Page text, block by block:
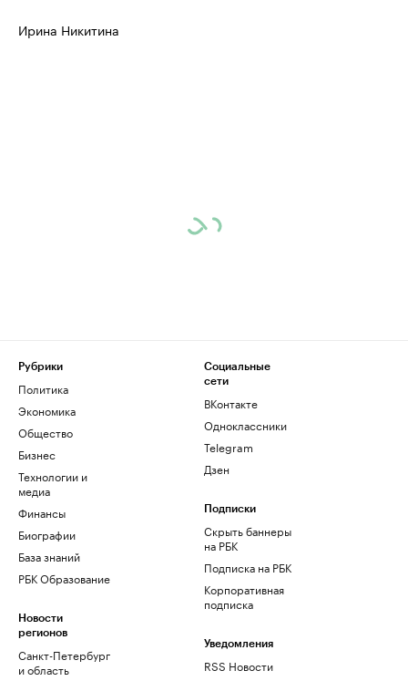
Ирина Никитина
Рубрики
Политика
Экономика
Общество
Бизнес
Технологии и
медиа
Финансы
Биографии
База знаний
РБК Образование
Новости
регионов
Санкт-Петербург
и область
Социальные
сети
ВКонтакте
Одноклассники
Telegram
Дзен
Подписки
Скрыть баннеры
на РБК
Подписка на РБК
Корпоративная
подписка
Уведомления
RSS Новости